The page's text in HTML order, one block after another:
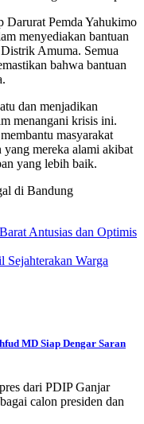
Darurat Pemda Yahukimo
menyediakan bantuan
Amuma. Semua
bahwa bantuan
dan menjadikan
menangani krisis ini.
masyarakat
mereka alami akibat
yang lebih baik.
di Bandung
Antusias dan Optimis
Sejahterakan Warga
MD Siap Dengar Saran
dari PDIP Ganjar
calon presiden dan